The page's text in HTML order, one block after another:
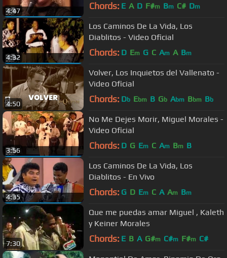
4:47 Chords: E A D F#m Bm C# Dm
4:32
Los Caminos De La Vida, Los
Diablitos - Video Oficial
Chords: D Em G C Am A Bm
4:50
Volver, Los Inquietos del Vallenato -
Video Oficial
Chords: Db Ebm B Gb Abm Bbm Bb
3:56
No Me Dejes Morir, Miguel Morales -
Video Oficial
Chords: D G Em C Am Bm B
4:35
Los Caminos De La Vida, Los
Diablitos - En Vivo
Chords: G D Em C A Am Bm
7:30
Que me puedas amar Miguel , Kaleth
y Keiner Morales
Chords: E B A G#m C#m F#m C#